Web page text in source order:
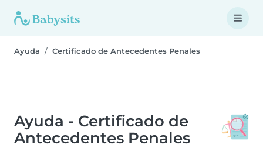
Ayuda Certificado de Antecedentes Penales
Ayuda - Certificado de
Antecedentes Penales